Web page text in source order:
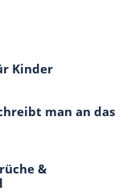
Kinder
man an das
&